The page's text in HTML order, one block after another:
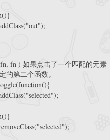
fn ) 如果点击了一个匹配的元
的第二个函数。